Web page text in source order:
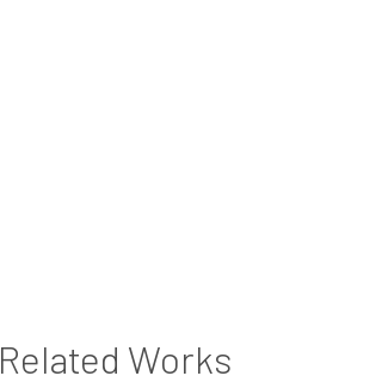
Related Works